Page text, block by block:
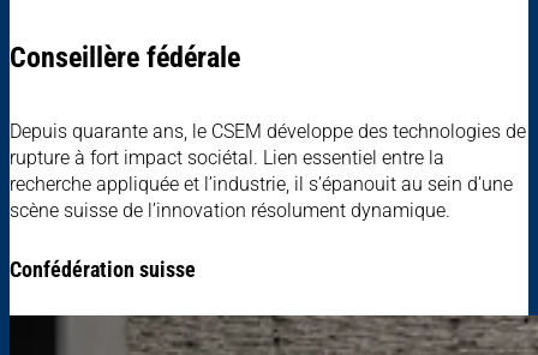
Conseillère fédérale
Depuis quarante ans, le CSEM développe des technologies de
rupture à fort impact sociétal. Lien essentiel entre la
recherche appliquée et l’industrie, il s’épanouit au sein d’une
scène suisse de l’innovation résolument dynamique.
Confédération suisse